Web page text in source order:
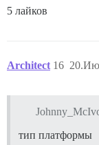
5 лайков
Architect 16
тип платформы